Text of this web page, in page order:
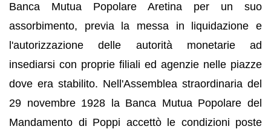
Banca Mutua Popolare Aretina per un suo
assorbimento, previa la messa in liquidazione e
l'autorizzazione delle autorità monetarie ad
insediarsi con proprie filiali ed agenzie nelle piazze
dove era stabilito. Nell'Assemblea straordinaria del
29 novembre 1928 la Banca Mutua Popolare del
Mandamento di Poppi accettò le condizioni poste